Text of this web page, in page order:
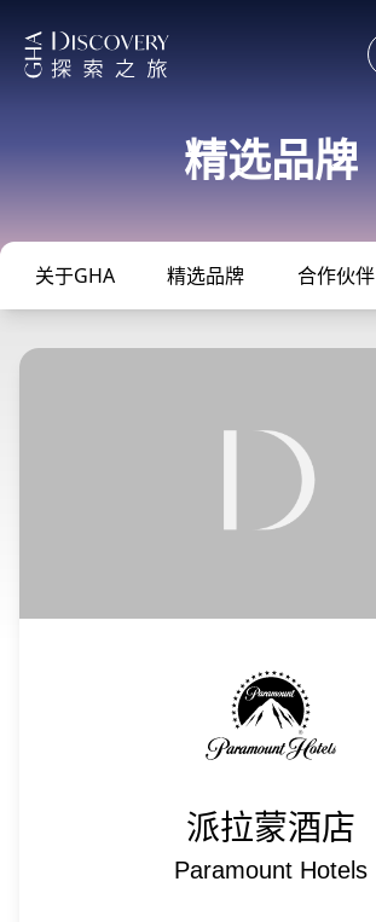
精选品牌
关于GHA 精选品牌 合作伙伴
派拉蒙酒店
Paramount Hotels